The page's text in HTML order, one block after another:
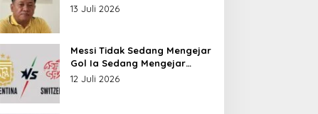
13 Juli 2026
Messi Tidak Sedang Mengejar
Gol Ia Sedang Mengejar
Keabadian
12 Juli 2026